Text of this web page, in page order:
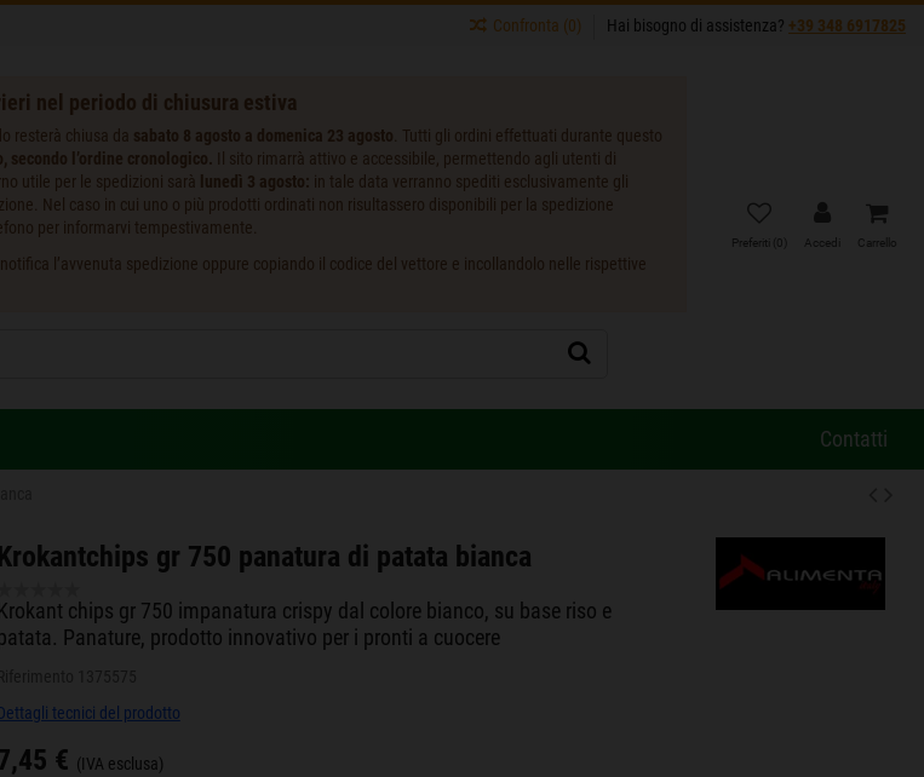
Confronta (0) Hai bisogno di assistenza? +39 348 6917825
nel periodo di chiusura estiva
resterà chiusa da sabato 8 agosto a domenica 23 agosto . Tutti gli ordini effettuati durante questo
secondo l’ordine cronologico. Il sito rimarrà attivo e accessibile, permettendo agli utenti di
utile per le spedizioni sarà lunedì 3 agosto: in tale data verranno spediti esclusivamente gli
Nel caso in cui uno o più prodotti ordinati non risultassero disponibili per la spedizione
per informarvi tempestivamente.
l’avvenuta spedizione oppure copiando il codice del vettore e incollandolo nelle rispettive
Preferiti ( 0 Accedi Carrello
Contatti
Krokantchips gr 750 panatura di patata bianca
Krokant chips gr 750 impanatura crispy dal colore bianco, su base riso e
Panature, prodotto innovativo per i pronti a cuocere
tecnici del prodotto
€ (IVA esclusa)